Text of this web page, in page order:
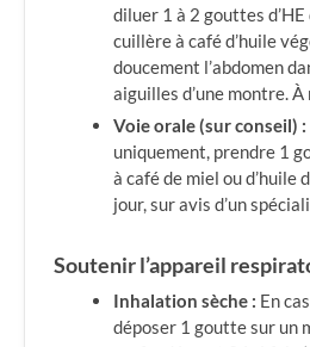
diluer 1 à 2 gouttes d’HE
cuillère à café d’huile
doucement l’abdomen
aiguilles d’une montre.
Voie orale (sur conseil) :
uniquement, prendre 1
à café de miel ou d’huile
jour, sur avis d’un
Soutenir l’appareil
Inhalation sèche : En
déposer 1 goutte sur un